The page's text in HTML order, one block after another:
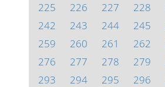
225
226 227 228
242
243 244 245
259
260 261 262
276
277 278 279
293
294 295 296